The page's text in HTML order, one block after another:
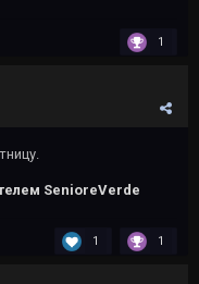
1
SenioreVerde
1 1